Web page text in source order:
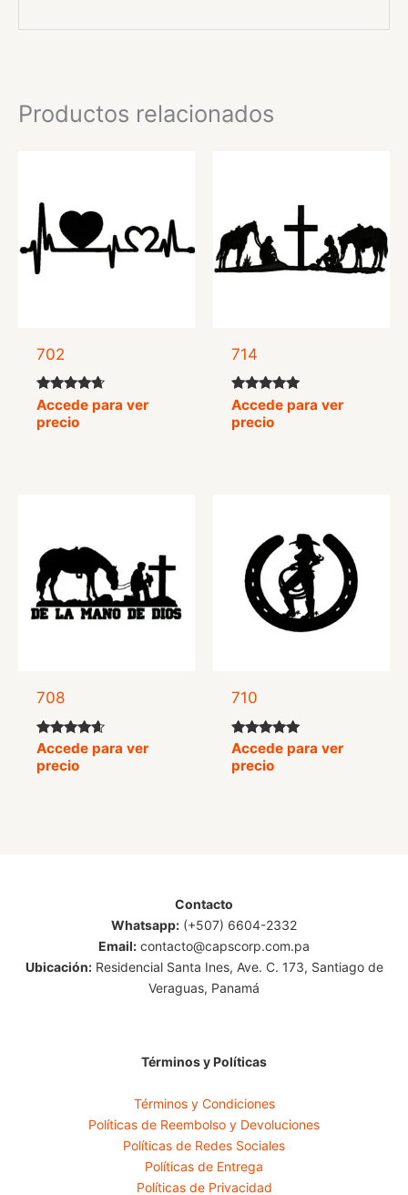
Productos relacionados
702
Valorado
con
4.50
Accede para ver
precio
714
Valorado
con
5.00
Accede para ver
precio
708
Valorado
con
4.42
Accede para ver
precio
710
Valorado
con
5.00
Accede para ver
precio
Contacto
Whatsapp: (+507) 6604-2332
Email: contacto@capscorp.com.pa
Ubicación:Residencial Santa Ines, Ave. C. 173, Santiago de
Veraguas, Panamá
Términos y Políticas
Términos y Condiciones
Políticas de Reembolso y Devoluciones
Políticas de Redes Sociales
Políticas de Entrega
Políticas de Privacidad